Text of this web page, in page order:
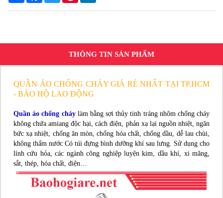
THÔNG TIN SẢN PHẨM
QUẦN ÁO CHỐNG CHÁY GIÁ RẺ NHẤT TẠI TP.HCM
- BẢO HỘ LAO ĐỘNG
Quần áo chống cháylàm bằng sợi thủy tinh tráng nhôm chống cháy
không chứa amiang độc hại, cách điện, phản xạ lại nguồn nhiệt, ngăn
bức xạ nhiệt, chống ăn mòn, chống hóa chất, chống dầu, dễ lau chùi,
không thấm nước Có túi đựng bình dưỡng khí sau lưng. Sử dụng cho
lính cứu hỏa, các ngành công nghiệp luyện kim, dầu khí, xi măng,
sắt, thép, hóa chất, điện…